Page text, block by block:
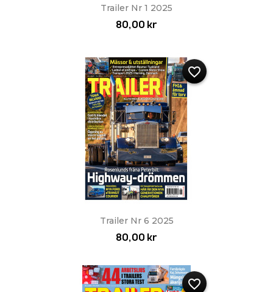
Trailer Nr 1 2025
80,00 kr
Trailer Nr 6 2025
80,00 kr
favorite_border
favorite_border